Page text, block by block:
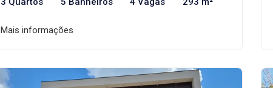
Mais informações